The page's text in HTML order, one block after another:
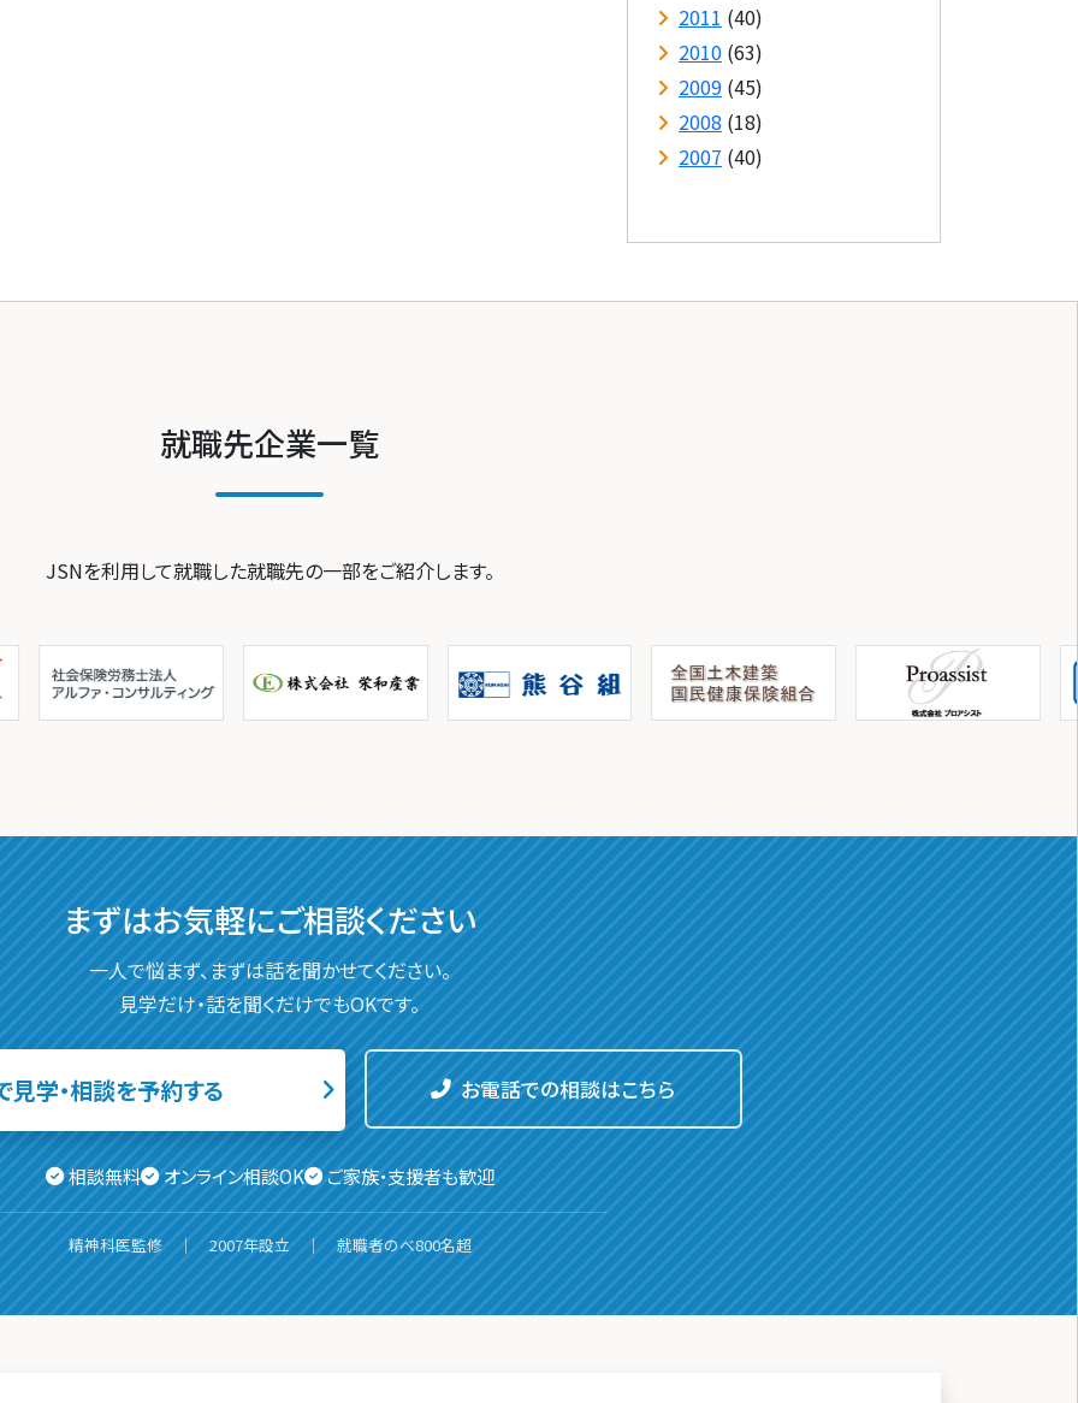
2011 (40)
2010 (63)
2009 (45)
2008 (18)
2007 (40)
就職先企業一覧
JSNを利用して就職した就職先の一部をご紹介します。
まずはお気軽にご相談ください
一人で悩まず、まずは話を聞かせてください。
見学だけ・話を聞くだけでもOKです。
見学・相談を予約する お電話での相談はこちら
相談無料 オンライン相談OK ご家族・支援者も歓迎
精神科医監修 ｜ 2007年設立 ｜ 就職者のべ800名超